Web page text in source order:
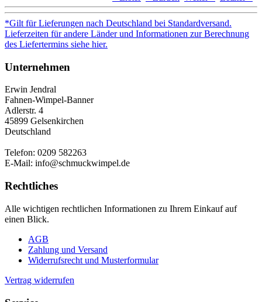
*Gilt für Lieferungen nach Deutschland bei Standardversand.
Lieferzeiten für andere Länder und Informationen zur Berechnung
des Liefertermins siehe hier.
Unternehmen
Erwin Jendral
Fahnen-Wimpel-Banner
Adlerstr. 4
45899 Gelsenkirchen
Deutschland
Telefon: 0209 582263
E-Mail: info@schmuckwimpel.de
Rechtliches
Alle wichtigen rechtlichen Informationen zu Ihrem Einkauf auf
einen Blick.
AGB
Zahlung und Versand
Widerrufsrecht und Musterformular
Vertrag widerrufen